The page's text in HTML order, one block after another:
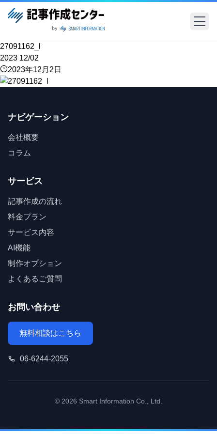
27091162_l
2023 12/02
2023年12月2日
ナビゲーション
会社概要
コラム
サービス
記事作成の流れ
料金プラン
サービス内容
AI機能
制作オプション
よくあるご質問
お問い合わせ
無料相談はこちら
06-6244-2055
© 2026 Smart Information Co., Ltd.